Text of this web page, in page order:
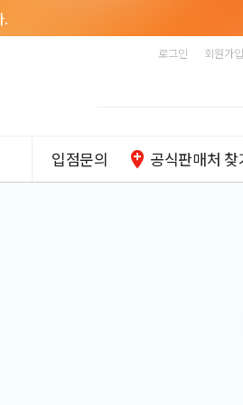
.
로그인 회원가입
입점문의 공식판매처 찾